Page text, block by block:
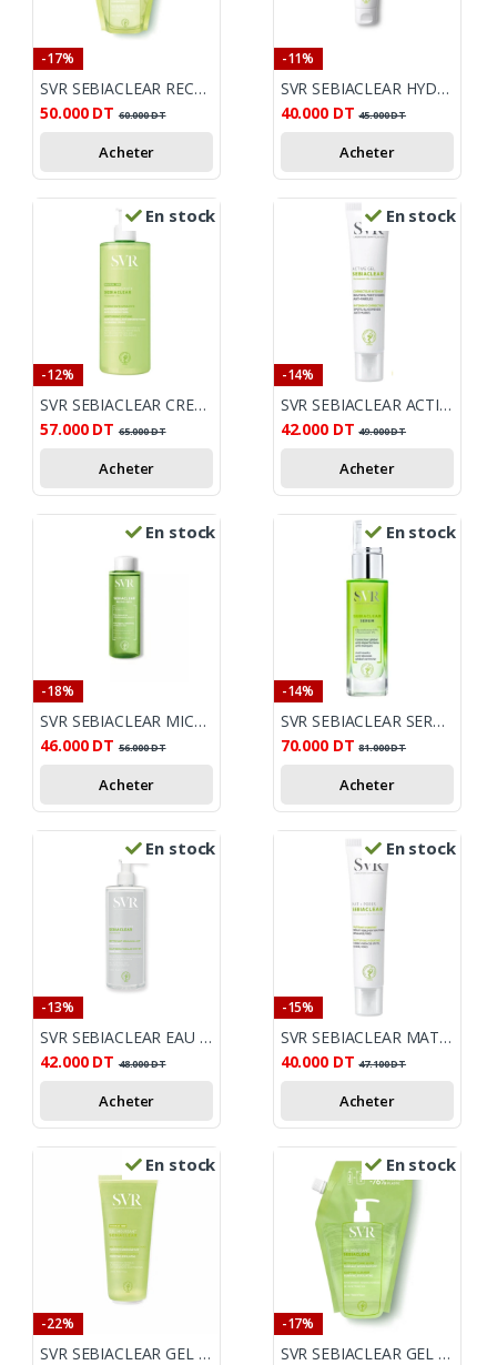
-17%
SVR SEBIACLEAR RECHARGE CREME LAVANTE 400ML
50.000 DT 60.000DT
Acheter
-11%
SVR SEBIACLEAR HYDRA SOIN APAISANT ANTI-MARQUES 40ML
40.000 DT 45.000DT
Acheter
En stock
-12%
SVR SEBIACLEAR CREME LAVANTE 400ML
57.000 DT 65.000DT
Acheter
En stock
-14%
SVR SEBIACLEAR ACTIVE GEL CORRECTEUR INTENSIF 40ML
42.000 DT 49.000DT
Acheter
En stock
-18%
SVR SEBIACLEAR MICRO PEEL 150ML
46.000 DT 56.000DT
Acheter
En stock
-14%
SVR SEBIACLEAR SERUM 30ML
70.000 DT 81.000DT
Acheter
En stock
-13%
SVR SEBIACLEAR EAU MICELLAIRE 400ML
42.000 DT 48.000DT
Acheter
En stock
-15%
SVR SEBIACLEAR MAT+PORES SOIN MATIFIANT 40 ML
40.000 DT 47.100DT
Acheter
En stock
-22%
SVR SEBIACLEAR GEL MOUSSANT 200ML
En stock
-17%
SVR SEBIACLEAR GEL MOUSSANT RECHARGE 400ML